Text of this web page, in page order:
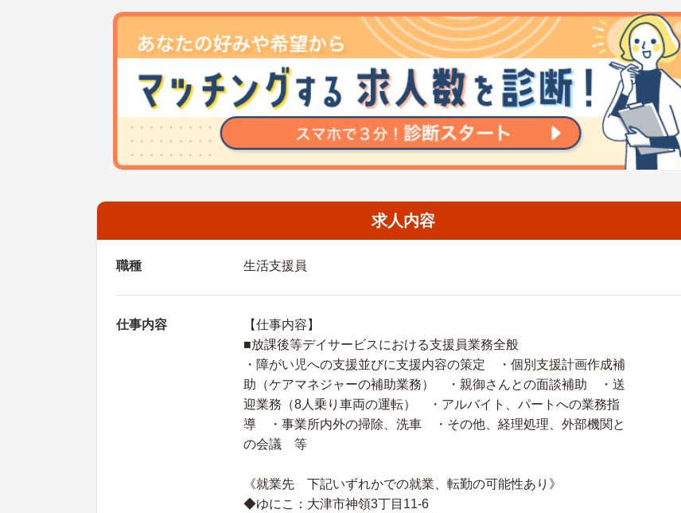
求人内容
職種 生活支援員
仕事内容
【仕事内容】
■放課後等デイサービスにおける支援員業務全般
・障がい児への支援並びに支援内容の策定 ・個別支援計画作成補
助（ケアマネジャーの補助業務） ・親御さんとの面談補助 ・送
迎業務（8人乗り車両の運転） ・アルバイト、パートへの業務指
導 ・事業所内外の掃除、洗車 ・その他、経理処理、外部機関と
の会議 等
《就業先 下記いずれかでの就業、転勤の可能性あり》
◆ゆにこ：大津市神領3丁目11-6